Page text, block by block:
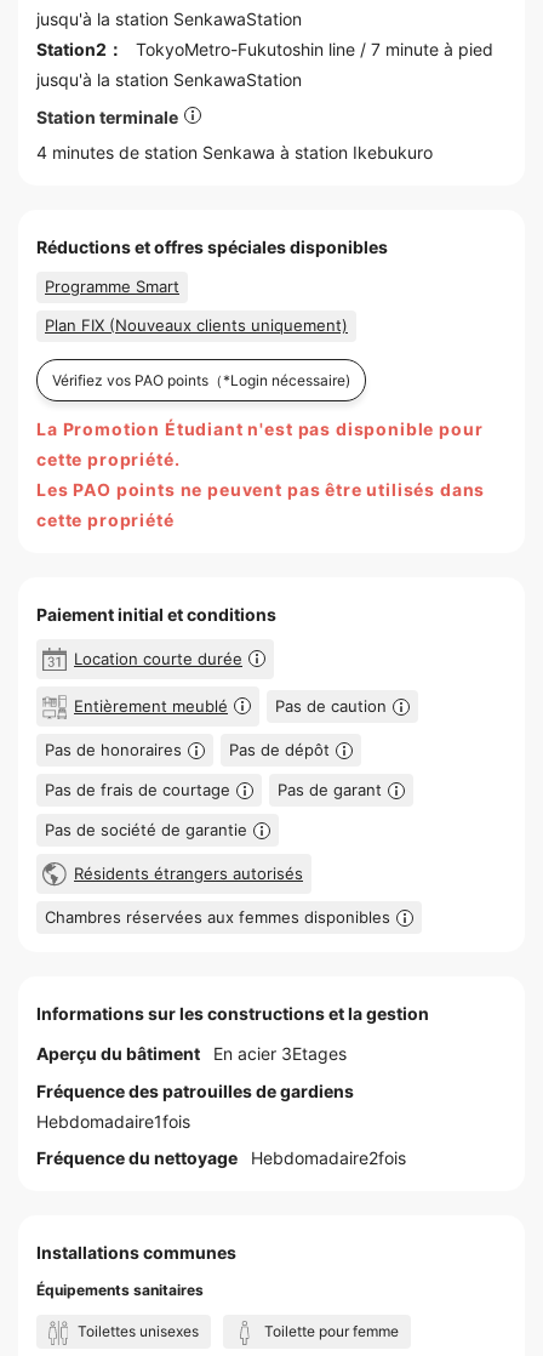
jusqu'à la station SenkawaStation
Station2：
TokyoMetro-Fukutoshin line / 7 minute à pied
jusqu'à la station SenkawaStation
Station terminale
4 minutes de station Senkawa à station Ikebukuro
Réductions et offres spéciales disponibles
Programme Smart
Plan FIX (Nouveaux clients uniquement)
Vérifiez vos PAO points （*Login nécessaire)
La Promotion Étudiant n'est pas disponible pour
cette propriété.
Les PAO points ne peuvent pas être utilisés dans
cette propriété
Paiement initial et conditions
Location courte durée
Entièrement meublé Pas de caution
Pas de honoraires Pas de dépôt
Pas de frais de courtage Pas de garant
Pas de société de garantie
Résidents étrangers autorisés
Chambres réservées aux femmes disponibles
Informations sur les constructions et la gestion
Aperçu du bâtiment
En acier 3Etages
Fréquence des patrouilles de gardiens
Hebdomadaire1fois
Fréquence du nettoyage
Hebdomadaire2fois
Installations communes
Équipements sanitaires
Toilettes unisexes Toilette pour femme